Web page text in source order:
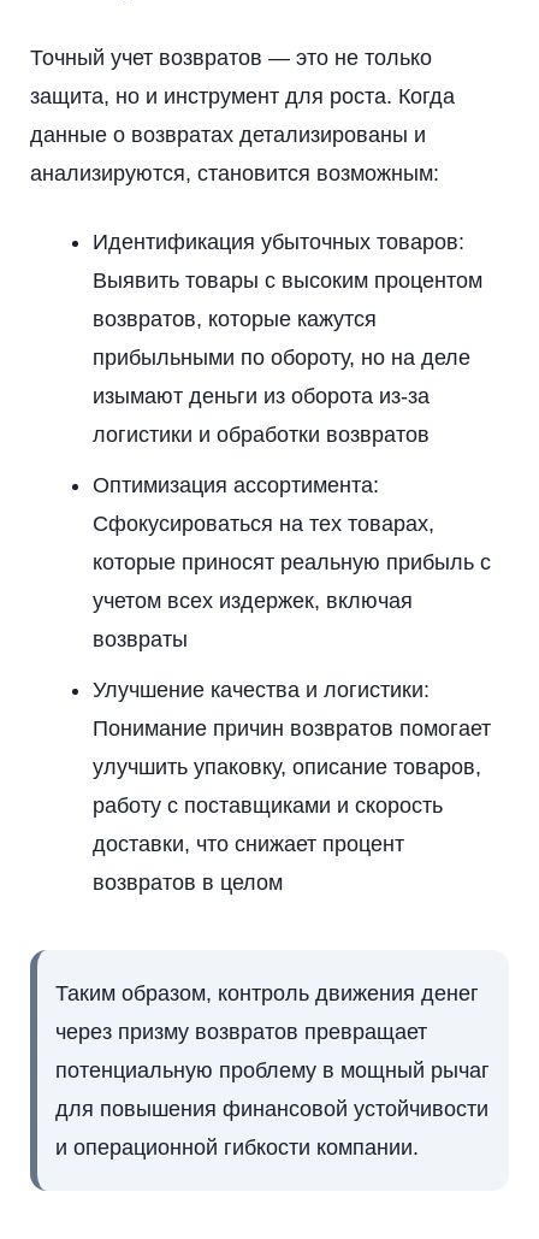
Точный учет возвратов — это не только
защита, но и инструмент для роста. Когда
данные о возвратах детализированы и
анализируются, становится возможным:
Идентификация убыточных товаров:
Выявить товары с высоким процентом
возвратов, которые кажутся
прибыльными по обороту, но на деле
изымают деньги из оборота из-за
логистики и обработки возвратов
Оптимизация ассортимента:
Сфокусироваться на тех товарах,
которые приносят реальную прибыль с
учетом всех издержек, включая
возвраты
Улучшение качества и логистики:
Понимание причин возвратов помогает
улучшить упаковку, описание товаров,
работу с поставщиками и скорость
доставки, что снижает процент
возвратов в целом
Таким образом, контроль движения денег
через призму возвратов превращает
потенциальную проблему в мощный рычаг
для повышения финансовой устойчивости
и операционной гибкости компании.